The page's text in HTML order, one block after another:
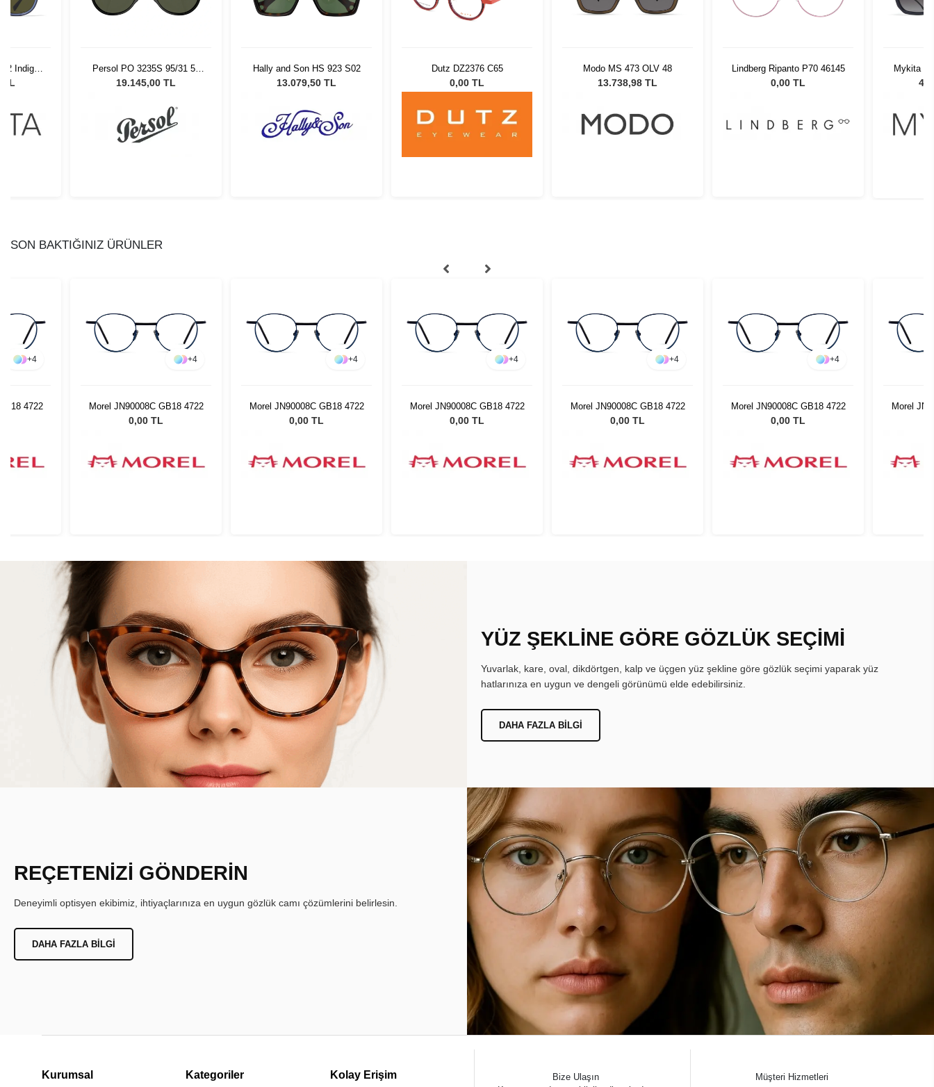
Indigo
TL
Persol PO 3235S 95/31 55
Unisex Güneş Gözlüğü
19.145,00 TL
Hally and Son HS 923 S02
13.079,50 TL
Dutz DZ2376 C65
0,00 TL
Modo MS 473 OLV 48
13.738,98 TL
Lindberg Ripanto P70 46145
0,00 TL
Mykita
SON BAKTIĞINIZ ÜRÜNLER
+4
4722
+4
Morel JN90008C GB18 4722
0,00 TL
+4
Morel JN90008C GB18 4722
0,00 TL
+4
Morel JN90008C GB18 4722
0,00 TL
+4
Morel JN90008C GB18 4722
0,00 TL
+4
Morel JN90008C GB18 4722
0,00 TL
Morel
YÜZ ŞEKLİNE GÖRE GÖZLÜK SEÇİMİ
Yuvarlak, kare, oval, dikdörtgen, kalp ve üçgen yüz şekline göre gözlük seçimi yaparak yüz
hatlarınıza en uygun ve dengeli görünümü elde edebilirsiniz.
DAHA FAZLA BILGI
REÇETENİZİ GÖNDERİN
Deneyimli optisyen ekibimiz, ihtiyaçlarınıza en uygun gözlük camı çözümlerini belirlesin.
DAHA FAZLA BILGI
Kurumsal Kategoriler Kolay Erişim
Bize Ulaşın
Müşteri Hizmetleri